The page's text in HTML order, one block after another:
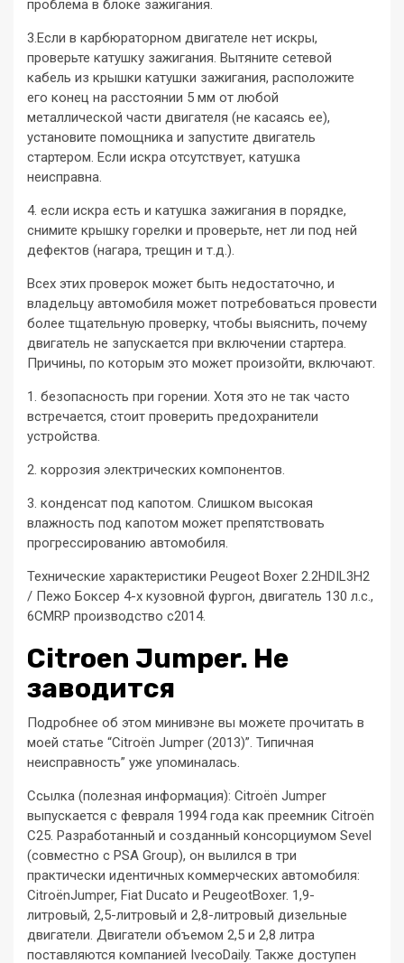
проблема в блоке зажигания.
3.Если в карбюраторном двигателе нет искры,
проверьте катушку зажигания. Вытяните сетевой
кабель из крышки катушки зажигания, расположите
его конец на расстоянии 5 мм от любой
металлической части двигателя (не касаясь ее),
установите помощника и запустите двигатель
стартером. Если искра отсутствует, катушка
неисправна.
4. если искра есть и катушка зажигания в порядке,
снимите крышку горелки и проверьте, нет ли под ней
дефектов (нагара, трещин и т.д.).
Всех этих проверок может быть недостаточно, и
владельцу автомобиля может потребоваться провести
более тщательную проверку, чтобы выяснить, почему
двигатель не запускается при включении стартера.
Причины, по которым это может произойти, включают.
1. безопасность при горении. Хотя это не так часто
встречается, стоит проверить предохранители
устройства.
2. коррозия электрических компонентов.
3. конденсат под капотом. Слишком высокая
влажность под капотом может препятствовать
прогрессированию автомобиля.
Технические характеристики Peugeot Boxer 2.2HDIL3H2
/ Пежо Боксер 4-х кузовной фургон, двигатель 130 л.с.,
6CMRP производство c2014.
Citroen Jumper. Не
заводится
Подробнее об этом минивэне вы можете прочитать в
моей статье “Citroën Jumper (2013)”. Типичная
неисправность” уже упоминалась.
Ссылка (полезная информация): Citroën Jumper
выпускается с февраля 1994 года как преемник Citroën
C25. Разработанный и созданный консорциумом Sevel
(совместно с PSA Group), он вылился в три
практически идентичных коммерческих автомобиля:
CitroënJumper, Fiat Ducato и PeugeotBoxer. 1,9-
литровый, 2,5-литровый и 2,8-литровый дизельные
двигатели. Двигатели объемом 2,5 и 2,8 литра
поставляются компанией IvecoDaily. Также доступен